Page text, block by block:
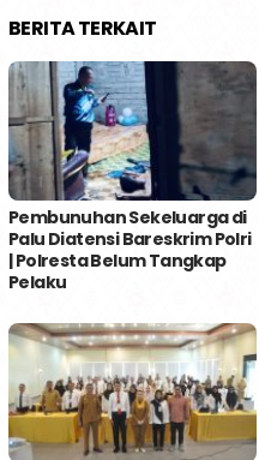
BERITA TERKAIT
Pembunuhan Sekeluarga di
Palu Diatensi Bareskrim Polri
| Polresta Belum Tangkap
Pelaku